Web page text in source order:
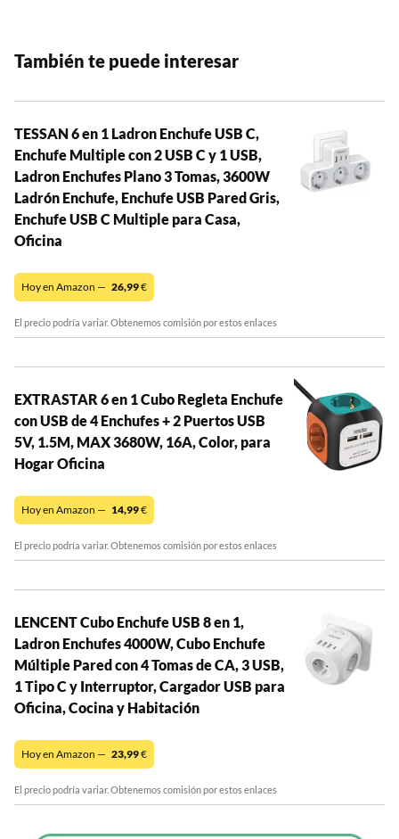
También te puede interesar
TESSAN 6 en 1 Ladron Enchufe USB C,
Enchufe Multiple con 2 USB C y 1 USB,
Ladron Enchufes Plano 3 Tomas, 3600W
Ladrón Enchufe, Enchufe USB Pared Gris,
Enchufe USB C Multiple para Casa,
Oficina
Hoy en Amazon — 26,99€
El precio podría variar. Obtenemos comisión por estos enlaces
EXTRASTAR 6 en 1 Cubo Regleta Enchufe
con USB de 4 Enchufes + 2 Puertos USB
5V, 1.5M, MAX 3680W, 16A, Color, para
Hogar Oficina
Hoy en Amazon — 14,99€
El precio podría variar. Obtenemos comisión por estos enlaces
LENCENT Cubo Enchufe USB 8 en 1,
Ladron Enchufes 4000W, Cubo Enchufe
Múltiple Pared con 4 Tomas de CA, 3 USB,
1 Tipo C y Interruptor, Cargador USB para
Oficina, Cocina y Habitación
Hoy en Amazon — 23,99€
El precio podría variar. Obtenemos comisión por estos enlaces